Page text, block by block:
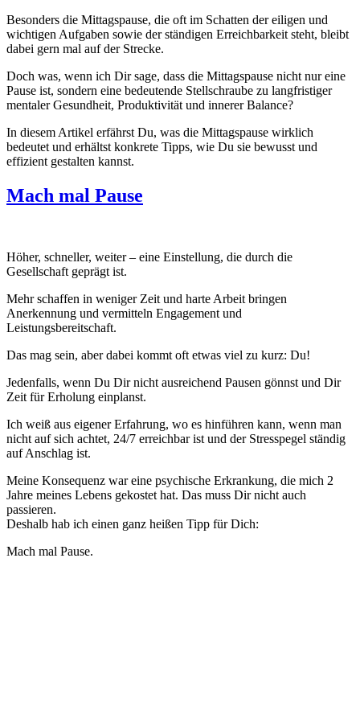
Besonders die Mittagspause, die oft im Schatten der eiligen und
wichtigen Aufgaben sowie der ständigen Erreichbarkeit steht, bleibt
dabei gern mal auf der Strecke.
Doch was, wenn ich Dir sage, dass die Mittagspause nicht nur eine
Pause ist, sondern eine bedeutende Stellschraube zu langfristiger
mentaler Gesundheit, Produktivität und innerer Balance?
In diesem Artikel erfährst Du, was die Mittagspause wirklich
bedeutet und erhältst konkrete Tipps, wie Du sie bewusst und
effizient gestalten kannst.
Mach mal Pause
Höher, schneller, weiter – eine Einstellung, die durch die
Gesellschaft geprägt ist.
Mehr schaffen in weniger Zeit und harte Arbeit bringen
Anerkennung und vermitteln Engagement und
Leistungsbereitschaft.
Das mag sein, aber dabei kommt oft etwas viel zu kurz: Du!
Jedenfalls, wenn Du Dir nicht ausreichend Pausen gönnst und Dir
Zeit für Erholung einplanst.
Ich weiß aus eigener Erfahrung, wo es hinführen kann, wenn man
nicht auf sich achtet, 24/7 erreichbar ist und der Stresspegel ständig
auf Anschlag ist.
Meine Konsequenz war eine psychische Erkrankung, die mich 2
Jahre meines Lebens gekostet hat. Das muss Dir nicht auch
passieren.
Deshalb hab ich einen ganz heißen Tipp für Dich:
Mach mal Pause.